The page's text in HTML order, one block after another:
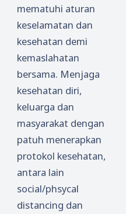
mematuhi aturan
keselamatan dan
kesehatan demi
kemaslahatan
bersama. Menjaga
kesehatan diri,
keluarga dan
masyarakat dengan
patuh menerapkan
protokol kesehatan,
antara lain
social/phsycal
distancing dan